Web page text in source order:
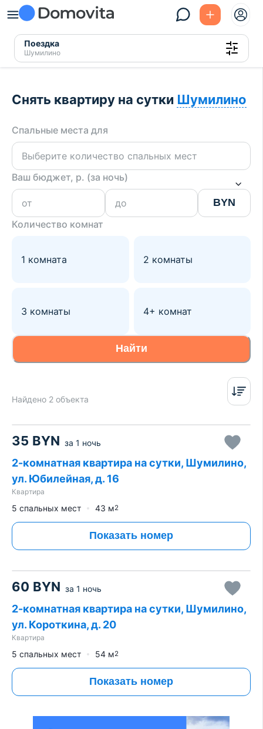
Поездка
Шумилино
Снять квартиру на сутки Шумилино
Спальные места для
Ваш бюджет, р. (за ночь)
BYN
Количество комнат
1 комната 2 комнаты
3 комнаты 4+ комнат
Найти
Найдено 2 объекта
35 BYN за 1 ночь
2-комнатная квартира на сутки, Шумилино,
ул. Юбилейная, д. 16
Квартира
5 спальных мест 43 м2
Показать номер
60 BYN за 1 ночь
2-комнатная квартира на сутки, Шумилино,
ул. Короткина, д. 20
Квартира
5 спальных мест 54 м2
Показать номер